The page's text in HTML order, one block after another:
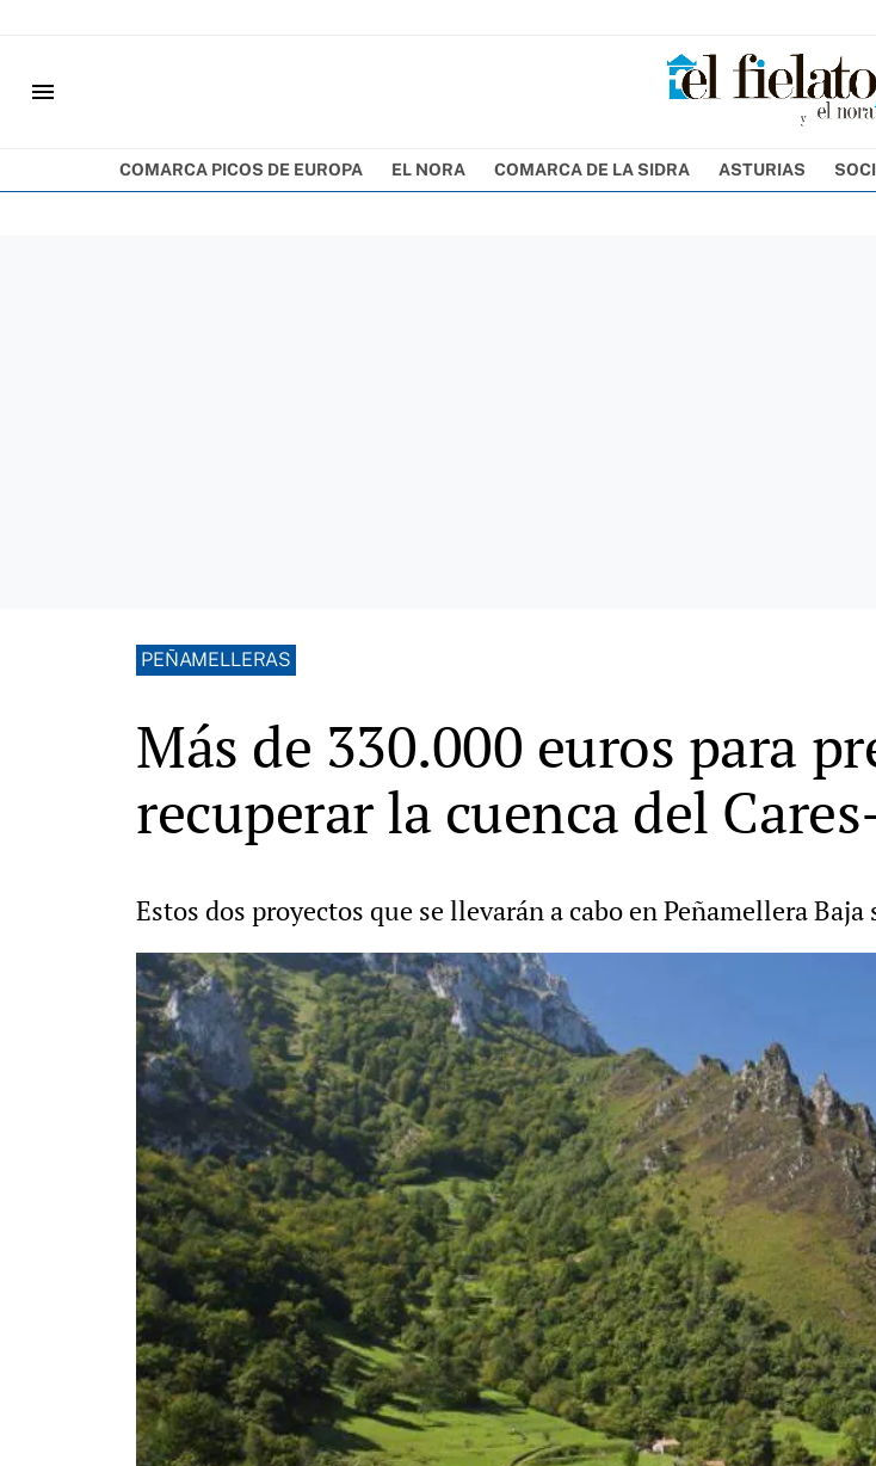
menu
COMARCA PICOS DE EUROPA EL NORA COMARCA DE LA SIDRA ASTURIAS
PEÑAMELLERAS
Más de 330.000 euros para
recuperar la cuenca del
Estos dos proyectos que se llevarán a cabo en Peñamellera